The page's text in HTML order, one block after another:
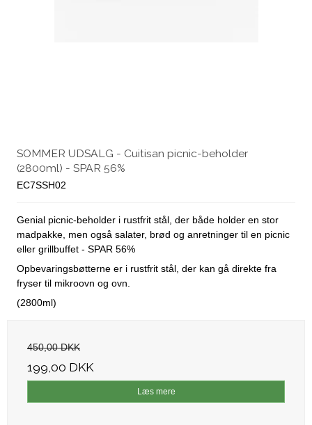
SOMMER UDSALG - Cuitisan picnic-beholder
(2800ml) - SPAR 56%
EC7SSH02
Genial picnic-beholder i rustfrit stål, der både holder en stor
madpakke, men også salater, brød og anretninger til en picnic
eller grillbuffet - SPAR 56%
Opbevaringsbøtterne er i rustfrit stål, der kan gå direkte fra
fryser til mikroovn og ovn.
(2800ml)
450,00 DKK
199,00 DKK
Læs mere